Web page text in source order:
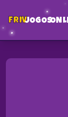
FRIVJOGOS